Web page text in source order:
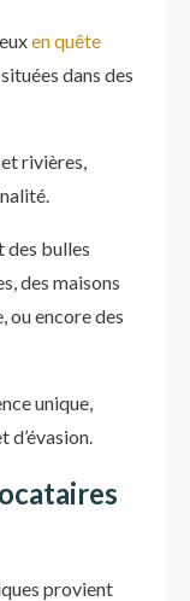
en quête
dans des
et rivières,
des bulles
des maisons
ou encore des
unique,
d’évasion.
provient